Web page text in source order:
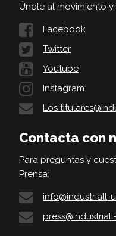
Únete al movimiento y
Facebook
Twitter
Youtube
Instagram
Los
Contacta con
Para preguntas y
Prensa:
info@industriall-